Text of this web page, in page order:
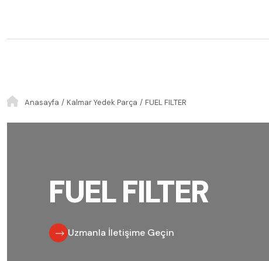
Anasayfa Kalmar Yedek Parça FUEL FILTER
FUEL FILTER
Uzmanla İletişime Geçin